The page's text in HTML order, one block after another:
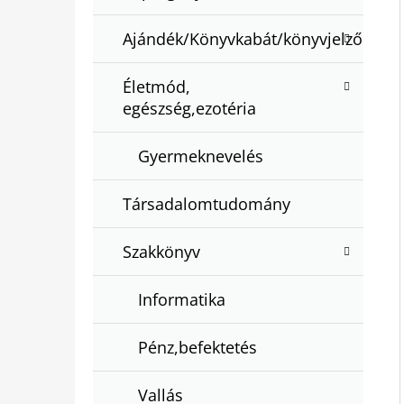
Ajándék/Könyvkabát/könyvjelző
Életmód,
egészség,ezotéria
Gyermeknevelés
Társadalomtudomány
Szakkönyv
Informatika
Pénz,befektetés
Vallás